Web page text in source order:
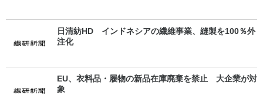
日清紡HD インドネシアの繊維事業、縫製を100％外
注化
EU、衣料品・履物の新品在庫廃棄を禁止 大企業が対
象